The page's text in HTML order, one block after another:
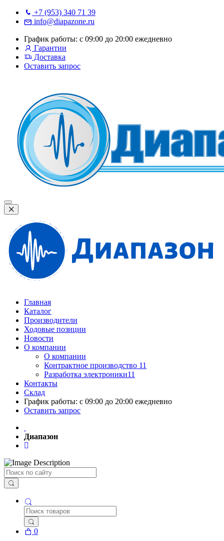
+7 (953) 340 71 39
info@diapazone.ru
График работы: с 09:00 до 20:00 ежедневно
Гарантии
Доставка
Оставить запрос
Главная
Каталог
Производители
Ходовые позиции
Новости
О компании
О компании
Контрактное производство 11
Разработка электроники11
Контакты
Склад
График работы: с 09:00 до 20:00 ежедневно
Оставить запрос
Диапазон
Поиск
0